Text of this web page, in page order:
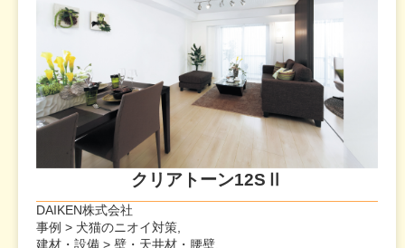
クリアトーン12SⅡ
DAIKEN株式会社
事例 > 犬猫のニオイ対策,
建材・設備 > 壁・天井材・腰壁,